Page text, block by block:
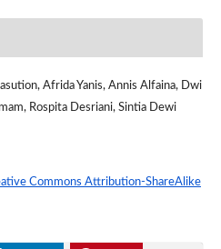
Afrida Yanis, Annis Alfaina, Dwi
Rospita Desriani, Sintia Dewi
Commons Attribution-ShareAlike